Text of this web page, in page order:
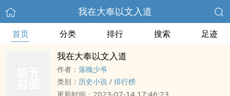
我在大奉以文入道
首页 分类 排行 搜索 足迹
我在大奉以文入道
作者： 落魄少爷
类别： 历史小说 / 排行榜
2023-07-14 17:46:23